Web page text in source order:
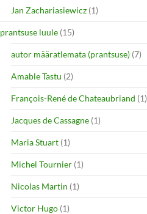
Jan Zachariasiewicz (1)
prantsuse luule (15)
autor määratlemata (prantsuse) (7)
Amable Tastu (2)
François-René de Chateaubriand (1)
Jacques de Cassagne (1)
Maria Stuart (1)
Michel Tournier (1)
Nicolas Martin (1)
Victor Hugo (1)